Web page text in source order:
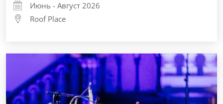
Июнь - Август 2026
Roof Place